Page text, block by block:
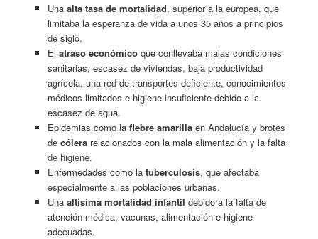
Una alta tasa de mortalidad, superior a la europea, que
limitaba la esperanza de vida a unos 35 años a principios
de siglo.
El atraso económicoque conllevaba malas condiciones
sanitarias, escasez de viviendas, baja productividad
agrícola, una red de transportes deficiente, conocimientos
médicos limitados e higiene insuficiente debido a la
escasez de agua.
Epidemias como la fiebre amarillaen Andalucía y brotes
de cólerarelacionados con la mala alimentación y la falta
de higiene.
Enfermedades como la tuberculosis, que afectaba
especialmente a las poblaciones urbanas.
Una altísima mortalidad infantil debido a la falta de
atención médica, vacunas, alimentación e higiene
adecuadas.